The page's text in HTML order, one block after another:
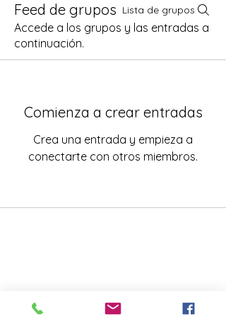
Feed de grupos Lista de grupos
Accede a los grupos y las entradas a
continuación.
Comienza a crear entradas
Crea una entrada y empieza a
conectarte con otros miembros.